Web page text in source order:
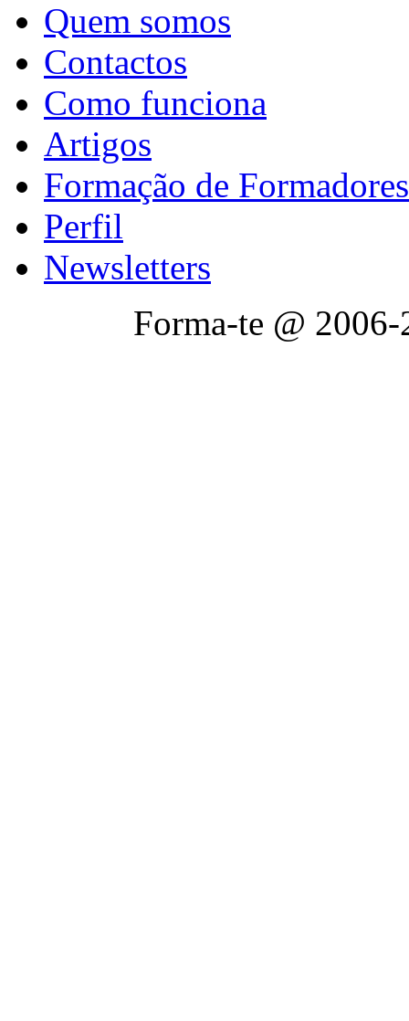
Quem somos
Contactos
Como funciona
Artigos
Formação de Formadores
Perfil
Newsletters
Forma-te @